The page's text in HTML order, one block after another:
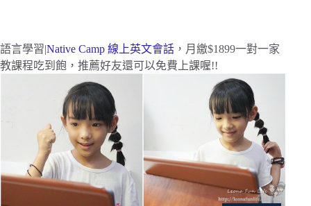
語言學習|Native Camp 線上英文會話 ，月繳$1899一對一家
教課程吃到飽，推薦好友還可以免費上課喔!!